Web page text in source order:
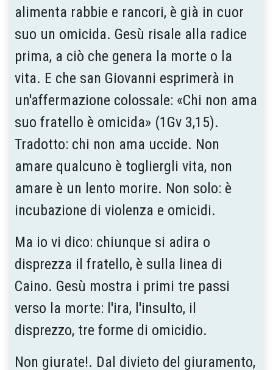
alimenta rabbie e rancori, è già in cuor
suo un omicida. Gesù risale alla radice
pri­ma, a ciò che genera la morte o la
vita. E che san Giovanni esprimerà in
un'affermazione colossale: «Chi non ama
suo fratello è omicida» (1Gv 3,15).
Tradotto: chi non ama uccide. Non
amare qualcuno è to­gliergli vita, non
amare è un lento morire. Non solo: è
incubazione di violenza e omicidi.
Ma io vi dico: chiunque si adira o
disprezza il fratello, è sulla linea di
Caino. Gesù mostra i primi tre passi
verso la morte: l'ira, l'insulto, il
disprezzo, tre forme di omicidio.
Non giurate!. Dal divieto del giuramento,